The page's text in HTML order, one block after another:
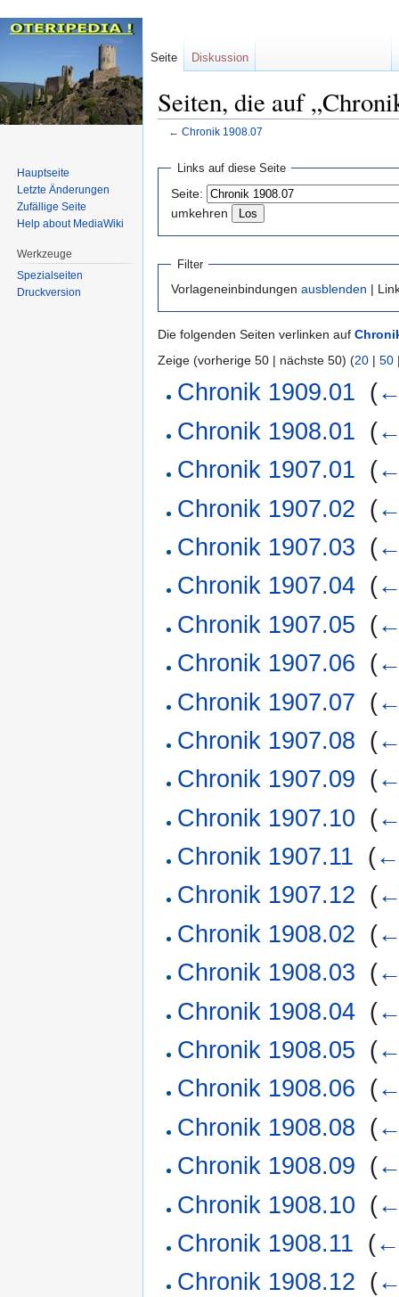
Seiten, die auf
← Chronik 1908.07
Navigation
springen
springen
Links auf diese Seite
Seite:
umkehren
Filter
Vorlageneinbindungen ausblenden |
Die folgenden Seiten verlinken auf
Zeige (vorherige 50 | nächste 50) (20 | 50
Chronik 1909.01 (
Chronik 1908.01 (
Chronik 1907.01 (
Chronik 1907.02 (
Chronik 1907.03 (
Chronik 1907.04 (
Chronik 1907.05 (
Chronik 1907.06 (
Chronik 1907.07 (
Chronik 1907.08 (
Chronik 1907.09 (
Chronik 1907.10 (
Chronik 1907.11 (
Chronik 1907.12 (
Chronik 1908.02 (
Chronik 1908.03 (
Chronik 1908.04 (
Chronik 1908.05 (
Chronik 1908.06 (
Chronik 1908.08 (
Chronik 1908.09 (
Chronik 1908.10 (
Chronik 1908.11 (
Chronik 1908.12 (
Seite Diskussion
Hauptseite
Letzte Änderungen
Zufällige Seite
Help about MediaWiki
Werkzeuge
Spezialseiten
Druckversion